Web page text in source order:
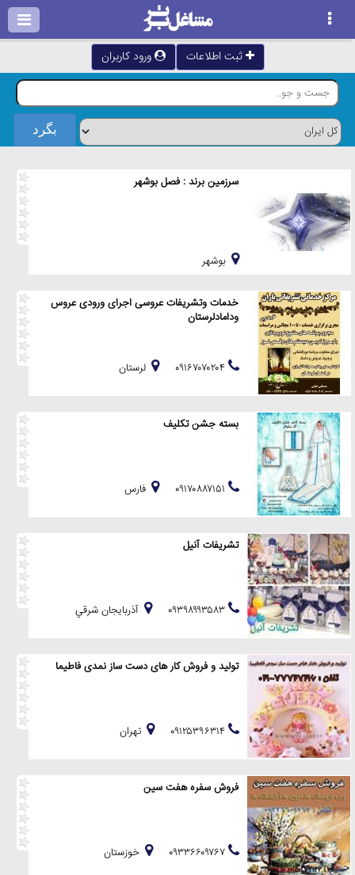
ثبت اطلاعات ورود کاربران
سرزمین برند : فصل بوشهر
بوشهر
خدمات وتشریفات عروسی اجرای ورودی عروس
ودامادلرستان
لرستان
بسته جشن تکلیف
فارس
تشریفات آنیل
آذربايجان شرقي
تولید و فروش کار های دست ساز نمدی فاطیما
تهران
فروش سفره هفت سین
خوزستان